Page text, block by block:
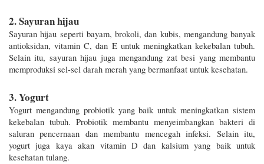
2. Sayuran hijau
Sayuran hijau seperti bayam, brokoli, dan kubis, mengandung banyak
antioksidan, vitamin C, dan E untuk meningkatkan kekebalan tubuh.
Selain itu, sayuran hijau juga mengandung zat besi yang membantu
memproduksi sel-sel darah merah yang bermanfaat untuk kesehatan.
3. Yogurt
Yogurt mengandung probiotik yang baik untuk meningkatkan sistem
kekebalan tubuh. Probiotik membantu menyeimbangkan bakteri di
saluran pencernaan dan membantu mencegah infeksi. Selain itu,
yogurt juga kaya akan vitamin D dan kalsium yang baik untuk
kesehatan tulang.